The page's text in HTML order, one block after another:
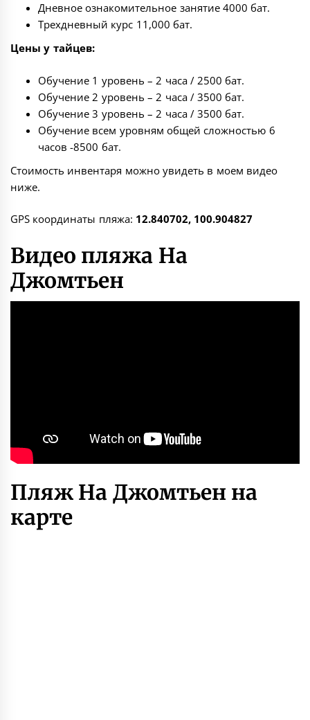
Дневное ознакомительное занятие 4000 бат.
Трехдневный курс 11,000 бат.
Цены у тайцев:
Обучение 1 уровень – 2 часа / 2500 бат.
Обучение 2 уровень – 2 часа / 3500 бат.
Обучение 3 уровень – 2 часа / 3500 бат.
Обучение всем уровням общей сложностью 6
часов -8500 бат.
Стоимость инвентаря можно увидеть в моем видео
ниже.
GPS координаты пляжа: 12.840702, 100.904827
Видео пляжа На
Джомтьен
Пляж На Джомтьен на
карте